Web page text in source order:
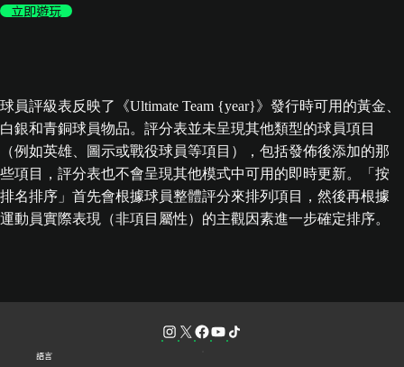
立即遊玩
球員評級表反映了《Ultimate Team {year}》發行時可用的黃金、
白銀和青銅球員物品。評分表並未呈現其他類型的球員項目
（例如英雄、圖示或戰役球員等項目），包括發佈後添加的那
些項目，評分表也不會呈現其他模式中可用的即時更新。「按
排名排序」首先會根據球員整體評分來排列項目，然後再根據
運動員實際表現（非項目屬性）的主觀因素進一步確定排序。
語言